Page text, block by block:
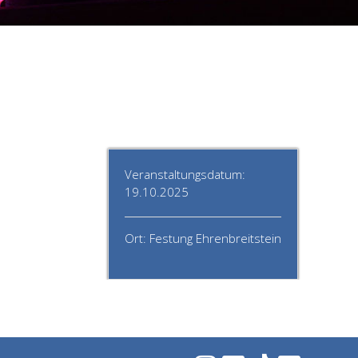
Veranstaltungsdatum:
19.10.2025
Ort: Festung Ehrenbreitstein